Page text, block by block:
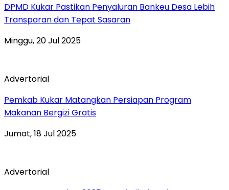
DPMD Kukar Pastikan Penyaluran Bankeu Desa Lebih
Transparan dan Tepat Sasaran
Minggu, 20 Jul 2025
Advertorial
Pemkab Kukar Matangkan Persiapan Program
Makanan Bergizi Gratis
Jumat, 18 Jul 2025
Advertorial